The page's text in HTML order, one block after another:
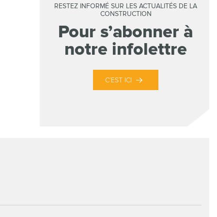
RESTEZ INFORMÉ SUR LES ACTUALITÉS DE LA
CONSTRUCTION
Pour s’abonner à
notre infolettre
C’EST ICI